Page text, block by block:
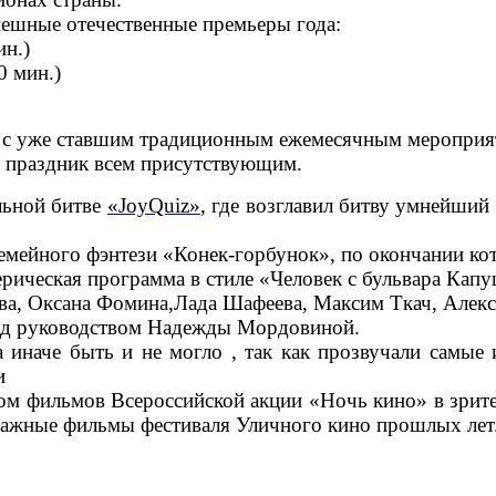
отечественные премьеры года:
мин.)
с уже ставшим традиционным ежемесячным
всем присутствующим.
битве «JoyQuiz», где возглавил битву
фэнтези «Конек-горбунок», по окончании
программа в стиле «Человек с бульвара
Оксана Фомина,Лада Шафеева, Максим Ткач,
руководством Надежды Мордовиной.
быть и не могло , так как прозвучали самые
фильмов Всероссийской акции «Ночь кино» в
фильмы фестиваля Уличного кино прошлых